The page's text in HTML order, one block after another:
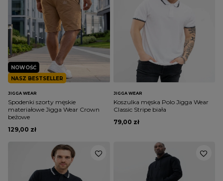
NOWOŚĆ
NASZ BESTSELLER
JIGGA WEAR
Spodenki szorty męskie
materiałowe Jigga Wear Crown
beżowe
129,00 zł
JIGGA WEAR
Koszulka męska Polo Jigga Wear
Classic Stripe biała
79,00 zł